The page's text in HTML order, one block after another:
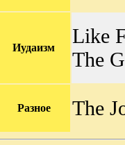
Иудаизм
Like
The
Разное The